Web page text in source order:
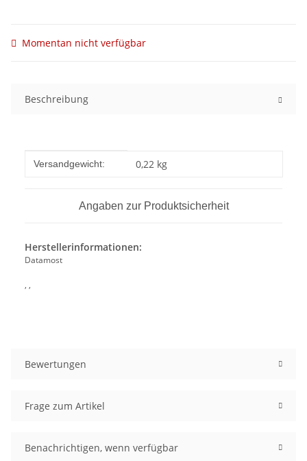
Momentan nicht verfügbar
Beschreibung
Produkteigenschaft
Wert
Versandgewicht: 0,22 kg
Angaben zur Produktsicherheit
Herstellerinformationen:
Datamost
, ,
Bewertungen
Frage zum Artikel
Benachrichtigen, wenn verfügbar